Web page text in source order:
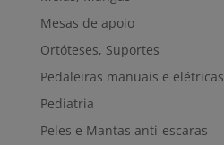
Mesas de apoio
Ortóteses, Suportes
Pedaleiras manuais e elétricas
Pediatria
Peles e Mantas anti-escaras